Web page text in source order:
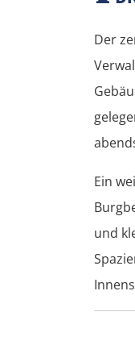
Der
Ein
und